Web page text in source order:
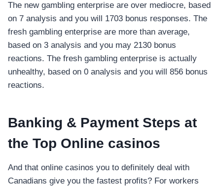
The new gambling enterprise are over mediocre, based
on 7 analysis and you will 1703 bonus responses. The
fresh gambling enterprise are more than average,
based on 3 analysis and you may 2130 bonus
reactions. The fresh gambling enterprise is actually
unhealthy, based on 0 analysis and you will 856 bonus
reactions.
Banking & Payment Steps at
the Top Online casinos
And that online casinos you to definitely deal with
Canadians give you the fastest profits? For workers